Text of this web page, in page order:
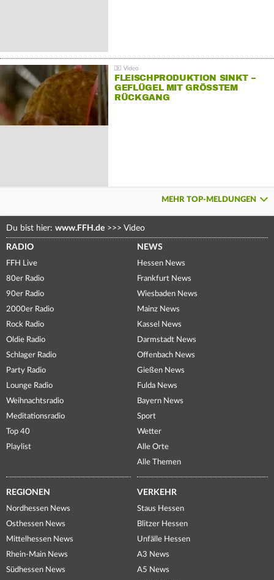
FLEISCHPRODUKTION SINKT –
GEFLÜGEL MIT GRÖSSTEM R
ÜCKGANG
MEHR TOP-MELDUNGEN
Du bist hier: www.FFH.de >>> Video
RADIO
FFH Live
80er Radio
90er Radio
2000er Radio
Rock Radio
Oldie Radio
Schlager Radio
Party Radio
Lounge Radio
Weihnachtsradio
Meditationsradio
Top 40
Playlist
NEWS
Hessen News
Frankfurt News
Wiesbaden News
Mainz News
Kassel News
Darmstadt News
Offenbach News
Gießen News
Fulda News
Bayern News
Sport
Wetter
Alle Orte
Alle Themen
REGIONEN
Nordhessen News
Osthessen News
Mittelhessen News
Rhein-Main News
Südhessen News
VERKEHR
Staus Hessen
Blitzer Hessen
Unfälle Hessen
A3 News
A5 News